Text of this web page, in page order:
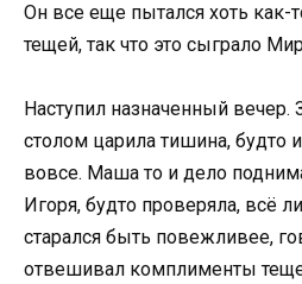
Он все еще пытался хоть как-
тещей, так что это сыграло
Наступил назначенный вечер.
столом царила тишина, будто
вовсе. Маша то и дело
Игоря, будто проверяла, всё
старался быть повежливее,
отвешивал комплименты